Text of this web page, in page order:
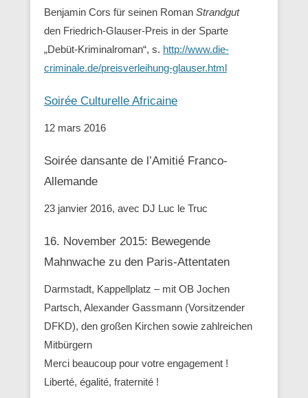
Benjamin Cors für seinen Roman Strandgut
den Friedrich-Glauser-Preis in der Sparte
„Debüt-Kriminalroman“, s. http://www.die-
criminale.de/preisverleihung-glauser.html
Soirée Culturelle Africaine
12 mars 2016
Soirée dansante de l’Amitié Franco-
Allemande
23 janvier 2016, avec DJ Luc le Truc
16. November 2015: Bewegende
Mahnwache zu den ‪Paris-Attentaten
Darmstadt, Kappellplatz – mit OB Jochen
Partsch, Alexander Gassmann (Vorsitzender
‪‎DFKD), den großen Kirchen sowie zahlreichen
Mitbürgern
Merci beaucoup pour votre engagement !
Liberté, égalité, fraternité !